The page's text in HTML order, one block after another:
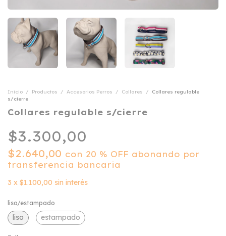
Inicio / Productos / Accesorios Perros / Collares /
Collares regulable
s/cierre
Collares regulable s/cierre
$3.300,00
$2.640,00 con 20 % OFF abonando por
transferencia bancaria
3 x $1.100,00 sin interés
liso/estampado
liso estampado